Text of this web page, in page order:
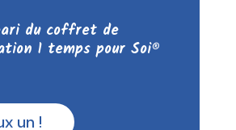
du coffret de
1 temps pour Soi®
un !